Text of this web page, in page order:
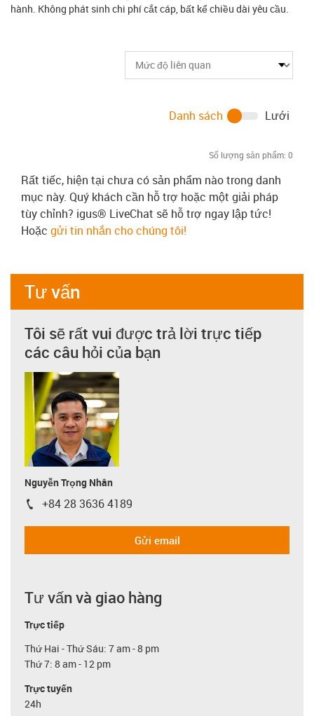
hành. Không phát sinh chi phí cắt cáp, bất kể chiều dài yêu cầu.
Số lượng sản phẩm: 0
Danh sách Lưới
Rất tiếc, hiện tại chưa có sản phẩm nào trong danh
mục này. Quý khách cần hỗ trợ hoặc một giải pháp
tùy chỉnh? igus® LiveChat sẽ hỗ trợ ngay lập tức!
Hoặc gửi tin nhắn cho chúng tôi!
Tư vấn
Tôi sẽ rất vui được trả lời trực tiếp
các câu hỏi của bạn
Nguyễn Trọng Nhân
igus-icon-phone
+84 28 3636 4189
Gửi email
Tư vấn và giao hàng
Trực tiếp
Thứ Hai - Thứ Sáu: 7 am - 8 pm
Thứ 7: 8 am - 12 pm
Trực tuyến
24h